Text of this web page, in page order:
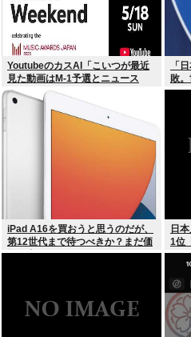
YoutubeのカスAI「こいつが最近
見た動画はM-1予選とニュース
か…」
「
敗
ー
iPad A16を買おうと思うのだが、
第12世代まで待つべきか？まだ価
格が上がっていくようなら、いま
日
1位
ら」